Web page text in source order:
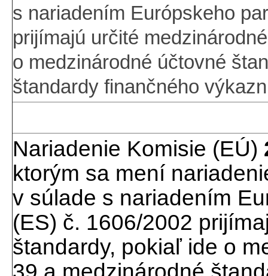
s nariadením Európskeho
prijímajú určité
o medzinárodné účtovné
štandardy finančného
Nariadenie Komisie (EÚ)
ktorým sa mení
v súlade s nariadením
(ES) č. 1606/2002
štandardy, pokiaľ ide o